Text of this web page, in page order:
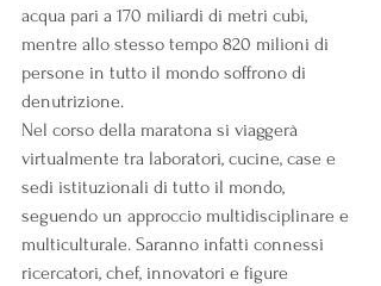
acqua pari a 170 miliardi di metri cubi,
mentre allo stesso tempo 820 milioni di
persone in tutto il mondo soffrono di
denutrizione.
Nel corso della maratona si viaggerà
virtualmente tra laboratori, cucine, case e
sedi istituzionali di tutto il mondo,
seguendo un approccio multidisciplinare e
multiculturale. Saranno infatti connessi
ricercatori, chef, innovatori e figure